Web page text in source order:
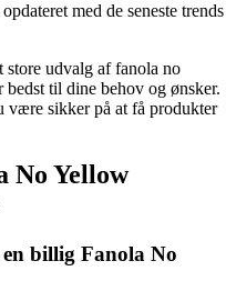
med de seneste trends
udvalg af fanola no
til dine behov og ønsker.
sikker på at få produkter
No Yellow
billig Fanola No